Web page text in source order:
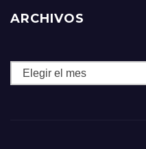
ARCHIVOS
Archivos